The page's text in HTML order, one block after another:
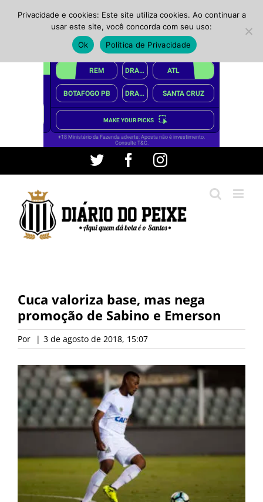
conteúdo
Twitter FacebookInstagram
Cuca valoriza base, mas nega
promoção de Sabino e Emerson
Por | 3 de agosto de 2018, 15:07
Privacidade e cookies: Este site utiliza cookies. Ao continuar a
usar este site, você concorda com seu uso:
Ok
Política de Privacidade